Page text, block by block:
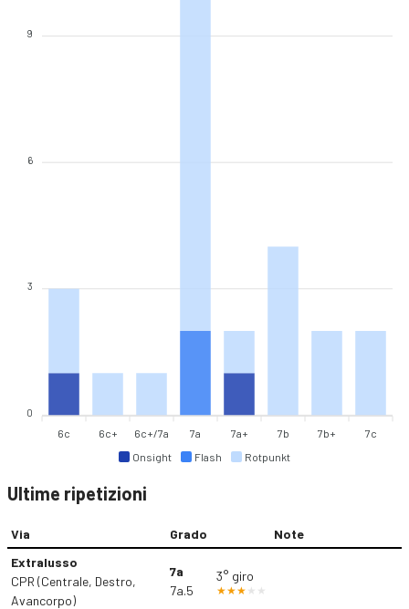
Onsight Flash Rotpunkt
9
6
3
0
6c 6c+ 6c+/7a 7a 7a+ 7b 7b+ 7c
Ultime ripetizioni
Via Grado
Note
Extralusso
CPR (Centrale, Destro,
Avancorpo)
7a
7a.5
3° giro